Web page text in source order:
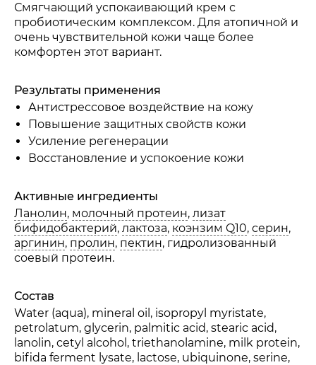
Полисахариды из бифидобактерий
Сквален
Молочные протеины
Молочная кислота и ферменты
Смягчающий успокаивающий крем с
пробиотическим комплексом. Для атопичной и
очень чувствительной кожи чаще более
комфортен этот вариант.
Результаты применения
Антистрессовое воздействие на кожу
Повышение защитных свойств кожи
Усиление регенерации
Восстановление и успокоение кожи
Активные ингредиенты
Ланолин, молочный протеин,лизат
бифидобактерий,лактоза, коэнзим Q10,серин,
аргинин, пролин, пектин, гидролизованный
соевый протеин.
Состав
Water (aqua), mineral oil, isopropyl myristate,
petrolatum, glycerin, palmitic acid, stearic acid,
lanolin, cetyl alcohol, triethanolamine, milk protein,
bifida ferment lysate, lactose, ubiquinone, serine,